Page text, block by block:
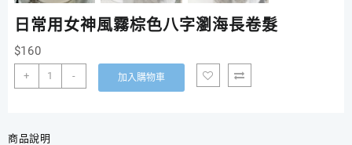
日常用女神風霧棕色八字瀏海長卷髮
$160
+
常
神
- 加入購物車
商品說明